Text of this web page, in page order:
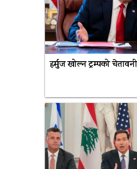
हर्मुज खोल्न ट्रम्पको चेतावनी